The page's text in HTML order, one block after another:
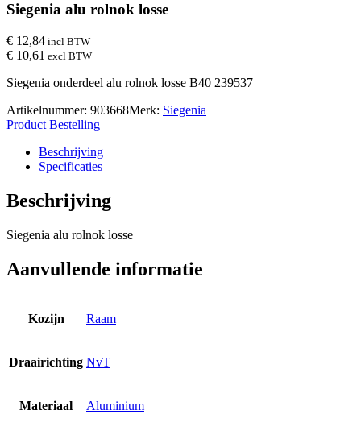
Siegenia alu rolnok losse
€ 12,84 incl BTW
€ 10,61 excl BTW
Siegenia onderdeel alu rolnok losse B40 239537
Artikelnummer: 903668Merk: Siegenia
Product Bestelling
Beschrijving
Specificaties
Beschrijving
Siegenia alu rolnok losse
Aanvullende informatie
Kozijn Raam
Draairichting NvT
Materiaal Aluminium